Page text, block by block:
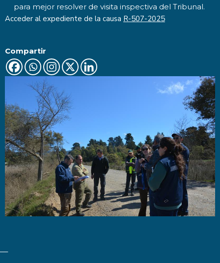
para mejor resolver de visita inspectiva del Tribunal.
Acceder al expediente de la causa R-507-2025
Compartir